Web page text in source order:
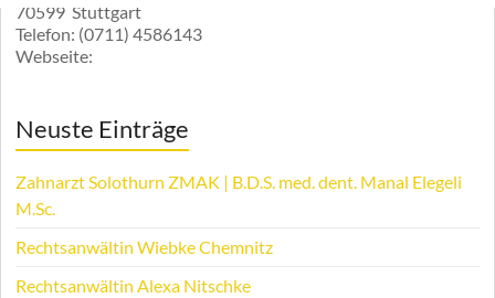
70599 Stuttgart
Telefon: (0711) 4586143
Webseite:
Neuste Einträge
Zahnarzt Solothurn ZMAK | B.D.S. med. dent. Manal Elegeli
M.Sc.
Rechtsanwältin Wiebke Chemnitz
Rechtsanwältin Alexa Nitschke